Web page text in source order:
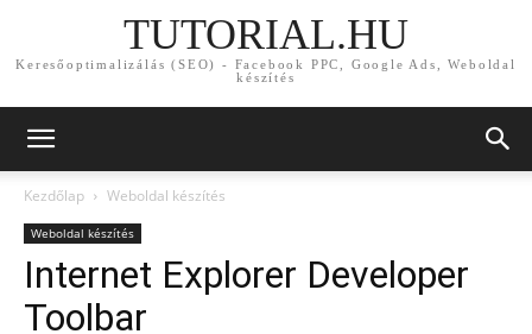
TUTORIAL.HU
Keresőoptimalizálás (SEO) - Facebook PPC, Google Ads, Weboldal
készítés
Kezdőlap Weboldal készítés
Weboldal készítés
Internet Explorer Developer
Toolbar